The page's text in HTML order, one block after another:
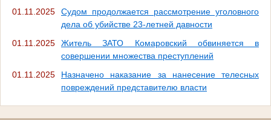
01.11.2025
Судом продолжается рассмотрение уголовного
дела об убийстве 23-летней давности
01.11.2025
Житель ЗАТО Комаровский обвиняется в
совершении множества преступлений
01.11.2025
Назначено наказание за нанесение телесных
повреждений представителю власти